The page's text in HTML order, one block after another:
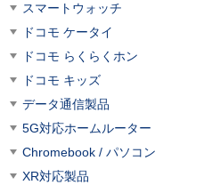
スマートウォッチ
ドコモ ケータイ
ドコモ らくらくホン
ドコモ キッズ
データ通信製品
5G対応ホームルーター
Chromebook / パソコン
XR対応製品